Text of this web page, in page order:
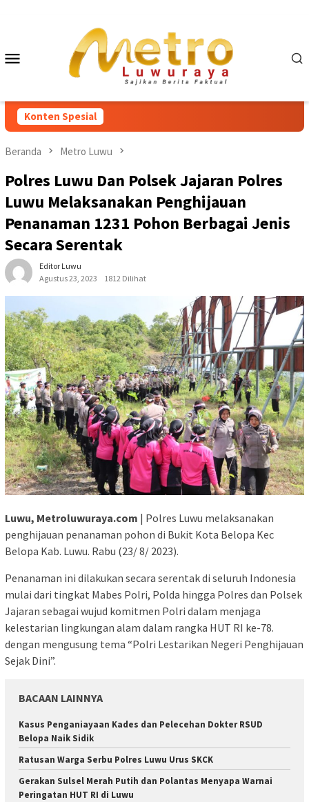
Mobile
Konten Spesial
Beranda Metro Luwu
Polres Luwu Dan Polsek Jajaran Polres
Luwu Melaksanakan Penghijauan
Penanaman 1231 Pohon Berbagai Jenis
Secara Serentak
Editor Luwu
Agustus 23, 2023
1812 Dilihat
Luwu, Metroluwuraya.com | Polres Luwu melaksanakan
penghijauan penanaman pohon di Bukit Kota Belopa Kec
Belopa Kab. Luwu. Rabu (23/ 8/ 2023).
Penanaman ini dilakukan secara serentak di seluruh Indonesia
mulai dari tingkat Mabes Polri, Polda hingga Polres dan Polsek
Jajaran sebagai wujud komitmen Polri dalam menjaga
kelestarian lingkungan alam dalam rangka HUT RI ke-78.
dengan mengusung tema “Polri Lestarikan Negeri Penghijauan
Sejak Dini”.
BACAAN LAINNYA
Kasus Penganiayaan Kades dan Pelecehan Dokter RSUD
Belopa Naik Sidik
Ratusan Warga Serbu Polres Luwu Urus SKCK
Gerakan Sulsel Merah Putih dan Polantas Menyapa Warnai
Peringatan HUT RI di Luwu